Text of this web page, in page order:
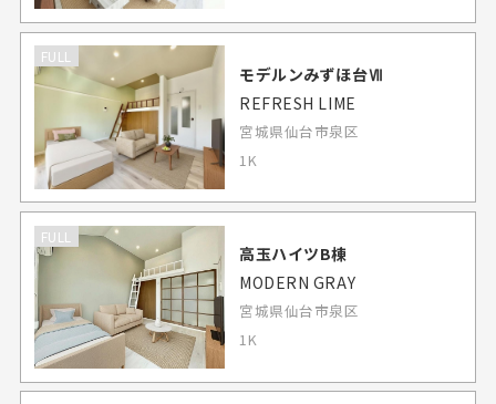
FULL
モデルンみずほ台Ⅶ
REFRESH LIME
宮城県仙台市泉区
1K
FULL
高玉ハイツB棟
MODERN GRAY
宮城県仙台市泉区
1K